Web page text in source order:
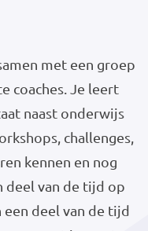
met een groep
coaches. Je leert
naast onderwijs
challenges,
kennen en nog
deel van de tijd op
deel van de tijd